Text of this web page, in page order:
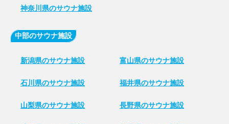
神奈川県のサウナ施設
中部のサウナ施設
新潟県のサウナ施設 富山県のサウナ施設
石川県のサウナ施設 福井県のサウナ施設
山梨県のサウナ施設 長野県のサウナ施設